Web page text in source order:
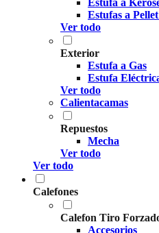
Estufa a
Estufas a
Ver todo
Exterior
Estufa a Gas
Estufa
Ver todo
Calientacamas
Repuestos
Mecha
Ver todo
Ver todo
Calefones
Calefon Tiro
Accesorios